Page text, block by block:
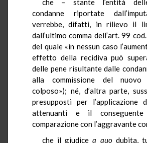
che – stante l’entità
condanne riportate
verrebbe, difatti, in rilievo il
dall’ultimo comma dell’art. 99
del quale «in nessun caso
effetto della recidiva può
delle pene risultante dalle
alla commissione del
colposo»); né, d’altra parte,
presupposti per l’applicazione
attenuanti e il
comparazione con l’aggravante
che il giudicea quodubita,